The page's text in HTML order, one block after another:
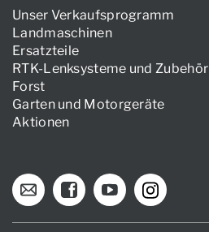
Unser Verkaufsprogramm
Landmaschinen
Ersatzteile
RTK-Lenksysteme und Zubehör
Forst
Garten und Motorgeräte
Aktionen